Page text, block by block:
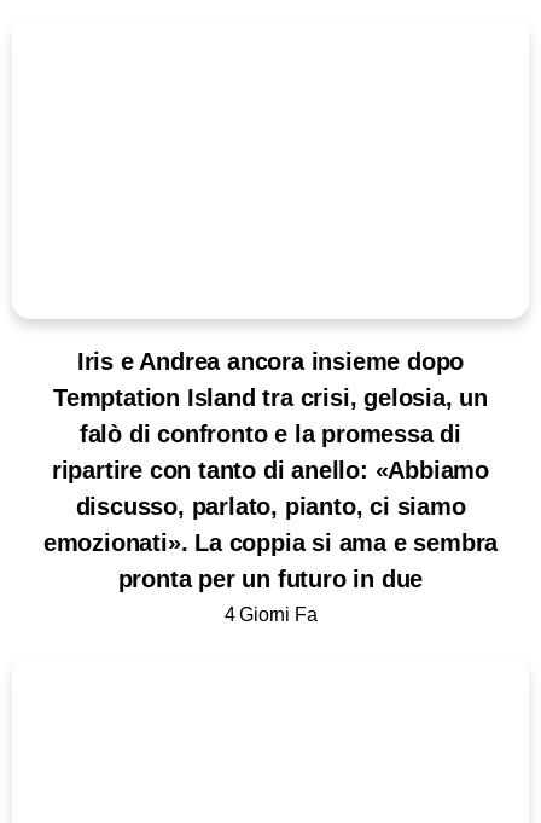
Iris e Andrea ancora insieme dopo
Temptation Island tra crisi, gelosia, un
falò di confronto e la promessa di
ripartire con tanto di anello: «Abbiamo
discusso, parlato, pianto, ci siamo
emozionati». La coppia si ama e sembra
pronta per un futuro in due
4 Giorni Fa